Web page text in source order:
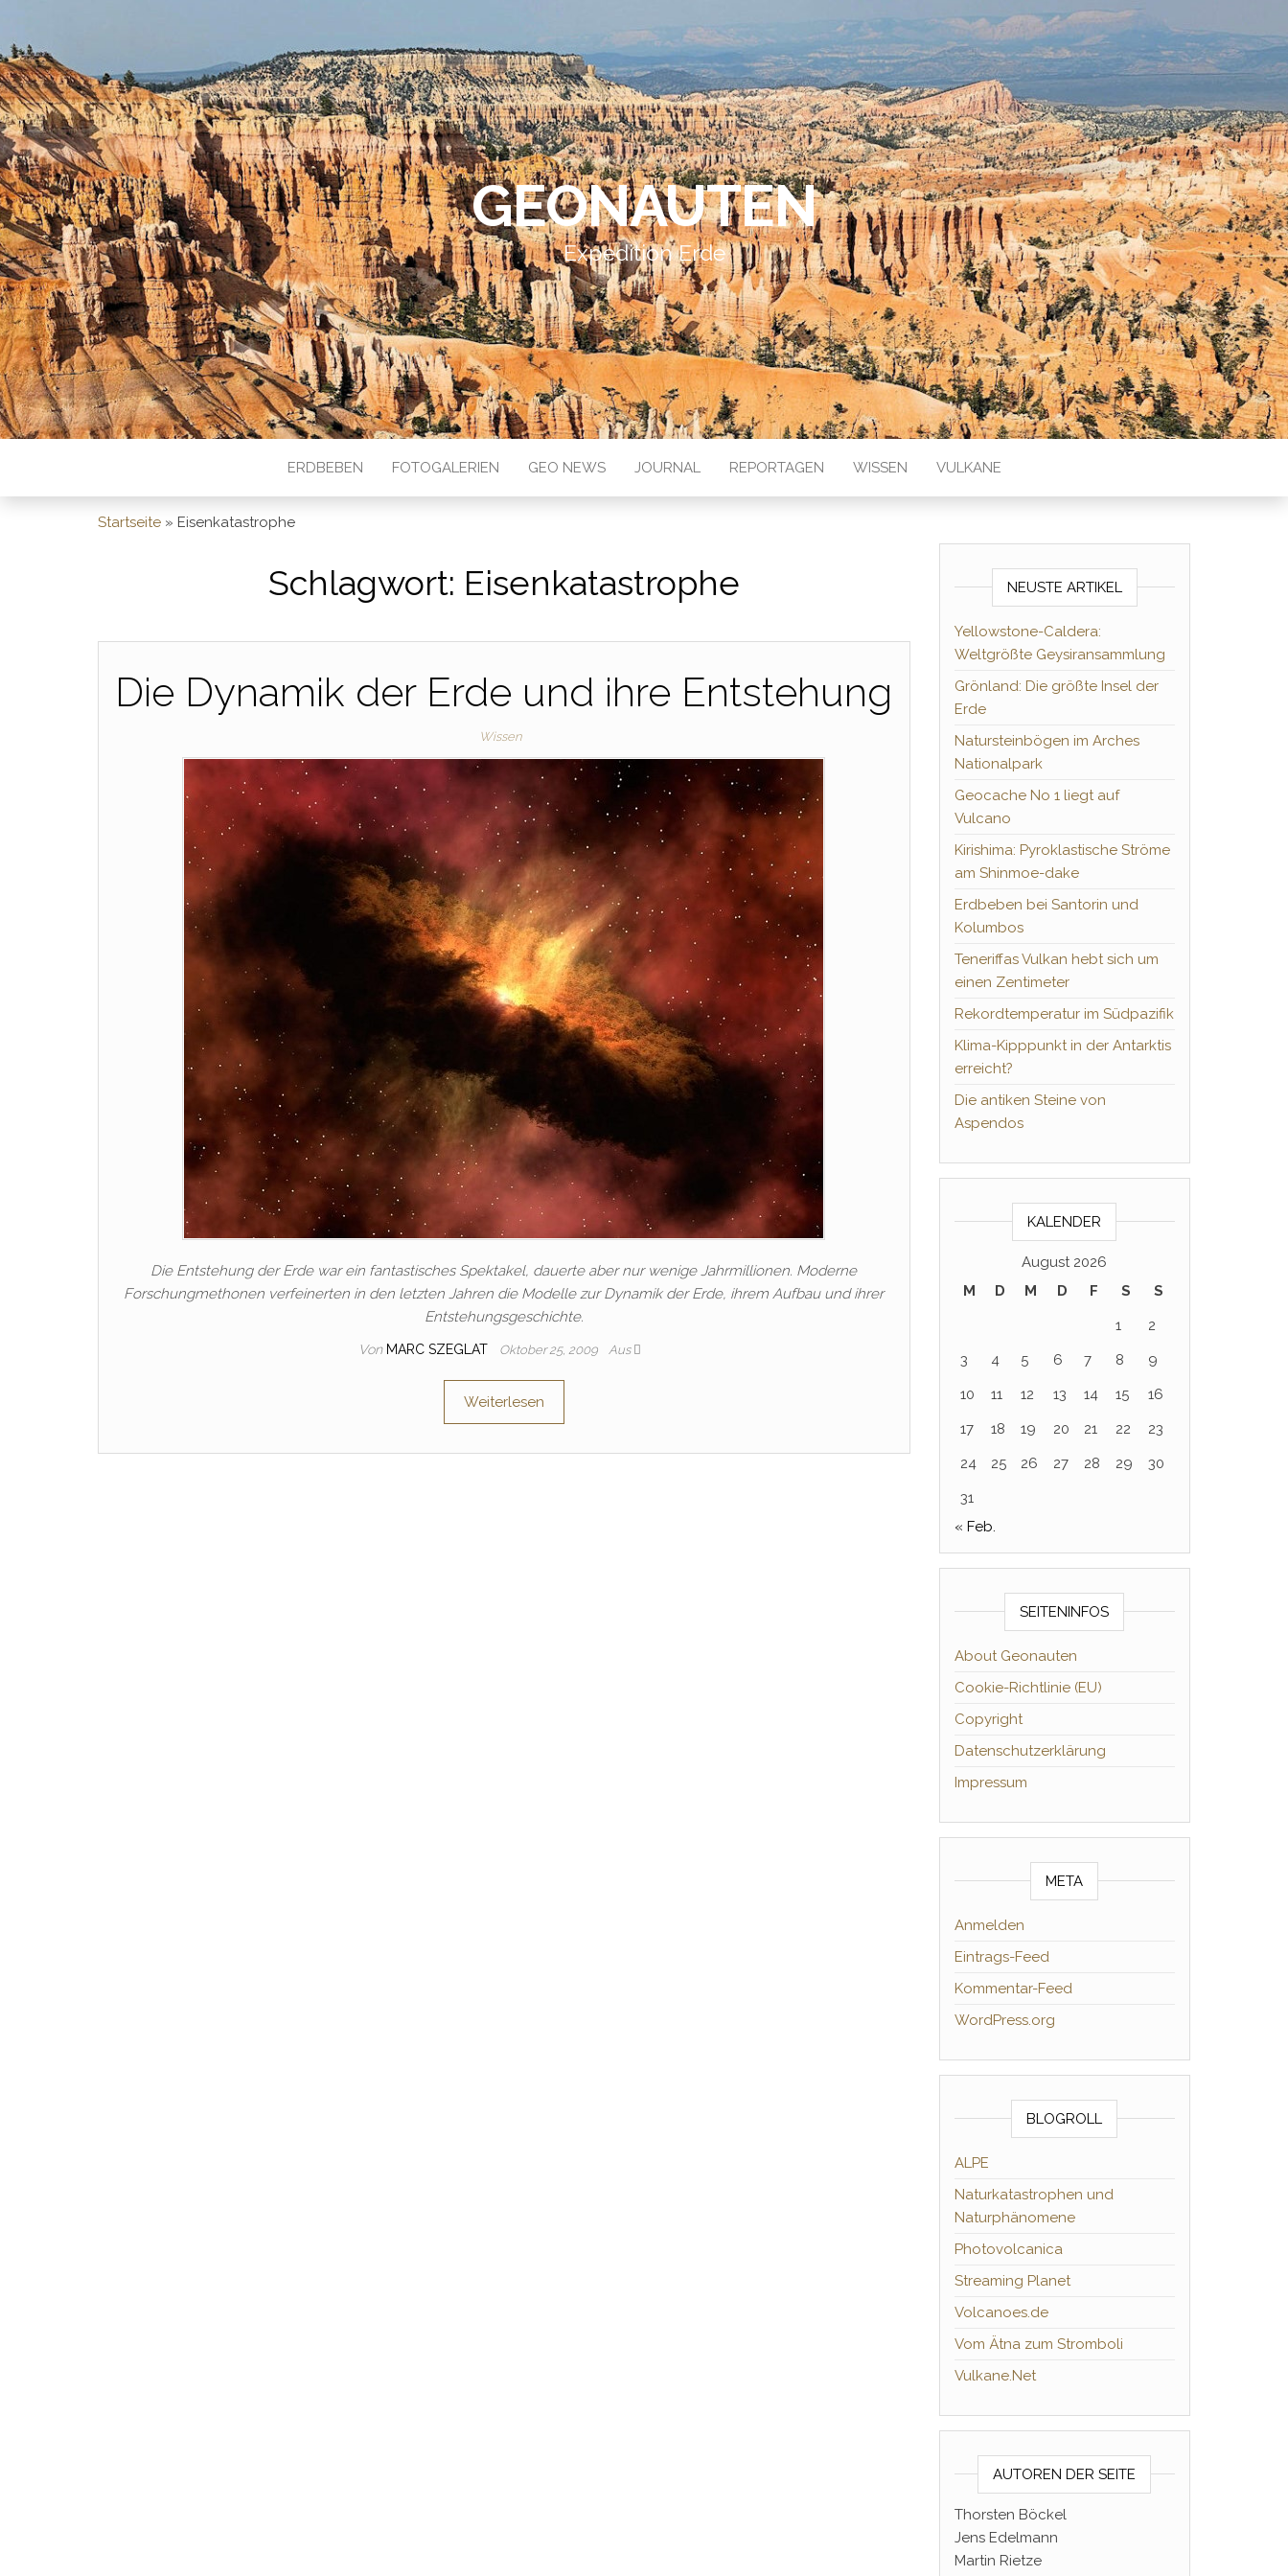
GEONAUTEN
Expedition Erde
ERDBEBEN FOTOGALERIEN GEO NEWS JOURNAL REPORTAGEN WISSEN VULKANE
Startseite » Eisenkatastrophe
Schlagwort: Eisenkatastrophe
Die Dynamik der Erde und ihre Entstehung
Wissen
Die Entstehung der Erde war ein fantastisches Spektakel, dauerte aber nur wenige Jahrmillionen. Moderne
Forschungmethonen verfeinerten in den letzten Jahren die Modelle zur Dynamik der Erde, ihrem Aufbau und ihrer
Entstehungsgeschichte.
Von MARC SZEGLAT Oktober 25, 2009 Aus
Weiterlesen
NEUSTE ARTIKEL
Yellowstone-Caldera:
Weltgrößte Geysiransammlung
Grönland: Die größte Insel der
Erde
Natursteinbögen im Arches
Nationalpark
Geocache No 1 liegt auf
Vulcano
Kirishima: Pyroklastische Ströme
am Shinmoe-dake
Erdbeben bei Santorin und
Kolumbos
Teneriffas Vulkan hebt sich um
einen Zentimeter
Rekordtemperatur im Südpazifik
Klima-Kipppunkt in der Antarktis
erreicht?
Die antiken Steine von
Aspendos
KALENDER
August 2026
M
D M D F S
S
1
2
3
4 5 6 7 8
9
10
11 12 13 14 15
16
17
18 19 20 21 22
23
24
25 26 27 28 29
30
31
« Feb.
SEITENINFOS
About Geonauten
Cookie-Richtlinie (EU)
Copyright
Datenschutzerklärung
Impressum
META
Anmelden
Eintrags-Feed
Kommentar-Feed
WordPress.org
BLOGROLL
ALPE
Naturkatastrophen und
Naturphänomene
Photovolcanica
Streaming Planet
Volcanoes.de
Vom Ätna zum Stromboli
Vulkane.Net
AUTOREN DER SEITE
Thorsten Böckel
Jens Edelmann
Martin Rietze